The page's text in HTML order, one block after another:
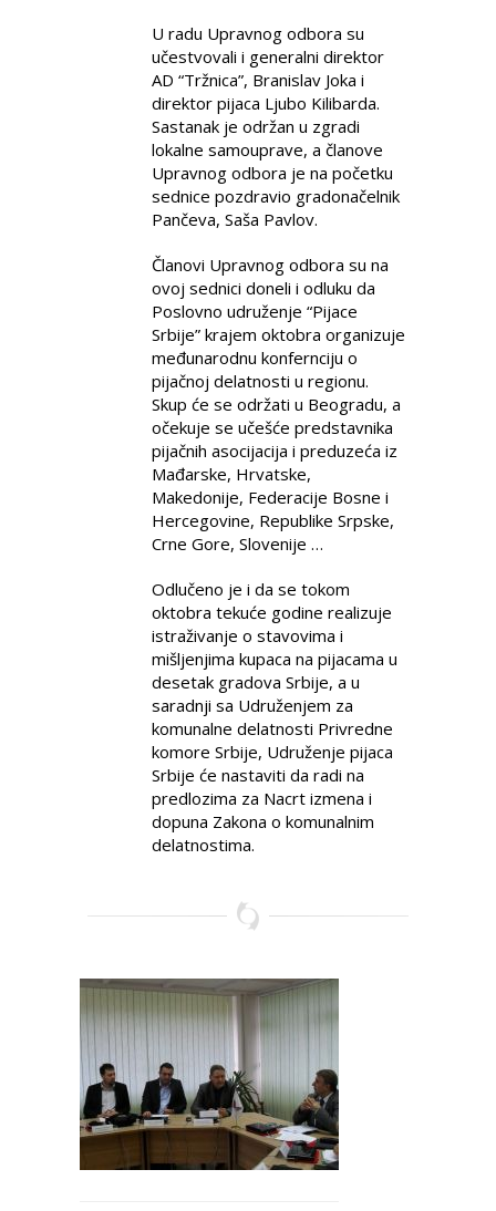
U radu Upravnog odbora su
učestvovali i generalni direktor
AD “Tržnica”, Branislav Joka i
direktor pijaca Ljubo Kilibarda.
Sastanak je održan u zgradi
lokalne samouprave, a članove
Upravnog odbora je na početku
sednice pozdravio gradonačelnik
Pančeva, Saša Pavlov.
Članovi Upravnog odbora su na
ovoj sednici doneli i odluku da
Poslovno udruženje “Pijace
Srbije” krajem oktobra organizuje
međunarodnu konfernciju o
pijačnoj delatnosti u regionu.
Skup će se održati u Beogradu, a
očekuje se učešće predstavnika
pijačnih asocijacija i preduzeća iz
Mađarske, Hrvatske,
Makedonije, Federacije Bosne i
Hercegovine, Republike Srpske,
Crne Gore, Slovenije …
Odlučeno je i da se tokom
oktobra tekuće godine realizuje
istraživanje o stavovima i
mišljenjima kupaca na pijacama u
desetak gradova Srbije, a u
saradnji sa Udruženjem za
komunalne delatnosti Privredne
komore Srbije, Udruženje pijaca
Srbije će nastaviti da radi na
predlozima za Nacrt izmena i
dopuna Zakona o komunalnim
delatnostima.